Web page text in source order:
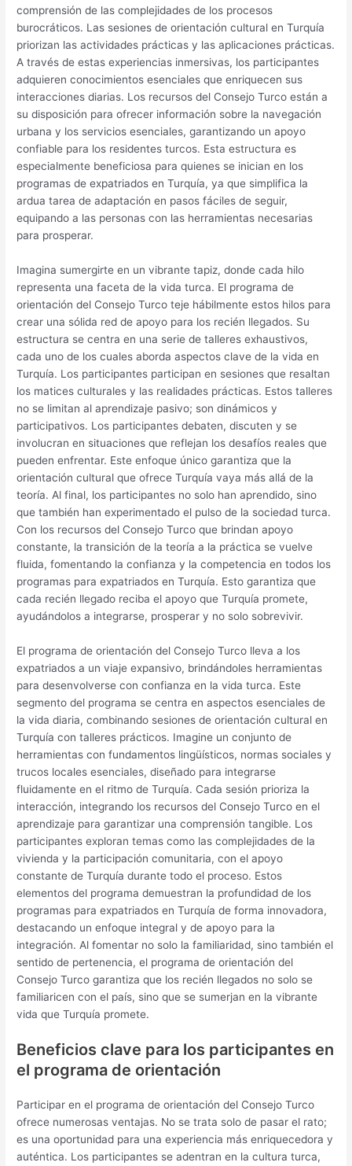
comprensión de las complejidades de los procesos
burocráticos. Las sesiones de orientación cultural en Turquía
priorizan las actividades prácticas y las aplicaciones prácticas.
A través de estas experiencias inmersivas, los participantes
adquieren conocimientos esenciales que enriquecen sus
interacciones diarias. Los recursos del Consejo Turco están a
su disposición para ofrecer información sobre la navegación
urbana y los servicios esenciales, garantizando un apoyo
confiable para los residentes turcos. Esta estructura es
especialmente beneficiosa para quienes se inician en los
programas de expatriados en Turquía, ya que simplifica la
ardua tarea de adaptación en pasos fáciles de seguir,
equipando a las personas con las herramientas necesarias
para prosperar.
Imagina sumergirte en un vibrante tapiz, donde cada hilo
representa una faceta de la vida turca. El programa de
orientación del Consejo Turco teje hábilmente estos hilos para
crear una sólida red de apoyo para los recién llegados. Su
estructura se centra en una serie de talleres exhaustivos,
cada uno de los cuales aborda aspectos clave de la vida en
Turquía. Los participantes participan en sesiones que resaltan
los matices culturales y las realidades prácticas. Estos talleres
no se limitan al aprendizaje pasivo; son dinámicos y
participativos. Los participantes debaten, discuten y se
involucran en situaciones que reflejan los desafíos reales que
pueden enfrentar. Este enfoque único garantiza que la
orientación cultural que ofrece Turquía vaya más allá de la
teoría. Al final, los participantes no solo han aprendido, sino
que también han experimentado el pulso de la sociedad turca.
Con los recursos del Consejo Turco que brindan apoyo
constante, la transición de la teoría a la práctica se vuelve
fluida, fomentando la confianza y la competencia en todos los
programas para expatriados en Turquía. Esto garantiza que
cada recién llegado reciba el apoyo que Turquía promete,
ayudándolos a integrarse, prosperar y no solo sobrevivir.
El programa de orientación del Consejo Turco lleva a los
expatriados a un viaje expansivo, brindándoles herramientas
para desenvolverse con confianza en la vida turca. Este
segmento del programa se centra en aspectos esenciales de
la vida diaria, combinando sesiones de orientación cultural en
Turquía con talleres prácticos. Imagine un conjunto de
herramientas con fundamentos lingüísticos, normas sociales y
trucos locales esenciales, diseñado para integrarse
fluidamente en el ritmo de Turquía. Cada sesión prioriza la
interacción, integrando los recursos del Consejo Turco en el
aprendizaje para garantizar una comprensión tangible. Los
participantes exploran temas como las complejidades de la
vivienda y la participación comunitaria, con el apoyo
constante de Turquía durante todo el proceso. Estos
elementos del programa demuestran la profundidad de los
programas para expatriados en Turquía de forma innovadora,
destacando un enfoque integral y de apoyo para la
integración. Al fomentar no solo la familiaridad, sino también el
sentido de pertenencia, el programa de orientación del
Consejo Turco garantiza que los recién llegados no solo se
familiaricen con el país, sino que se sumerjan en la vibrante
vida que Turquía promete.
Beneficios clave para los participantes en
el programa de orientación
Participar en el programa de orientación del Consejo Turco
ofrece numerosas ventajas. No se trata solo de pasar el rato;
es una oportunidad para una experiencia más enriquecedora y
auténtica. Los participantes se adentran en la cultura turca,